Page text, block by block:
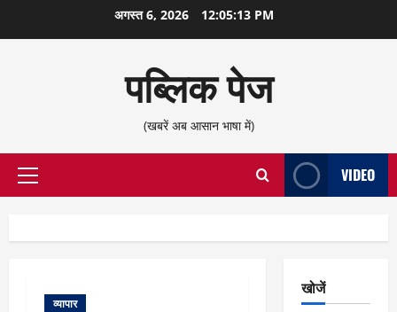
सामग्री
अगस्त 6, 2026 12:05:14 PM
पब्लिक पेज
(खबरें अब आसान भाषा में)
प्राथमिक
VIDEO
व्यापार
खोजें